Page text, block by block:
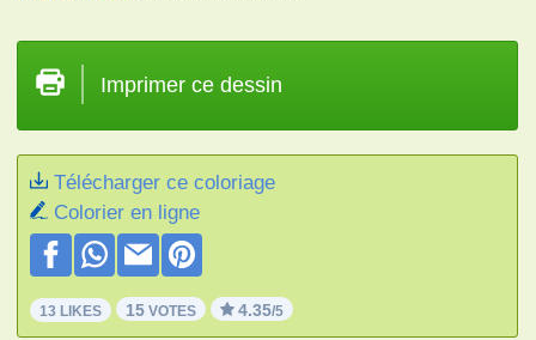
Imprimer ce dessin
Télécharger ce coloriage
Colorier en ligne
13 LIKES 15 VOTES 4.35/5